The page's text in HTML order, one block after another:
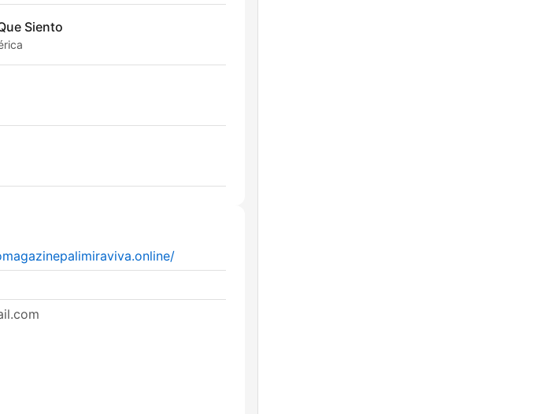
Siento